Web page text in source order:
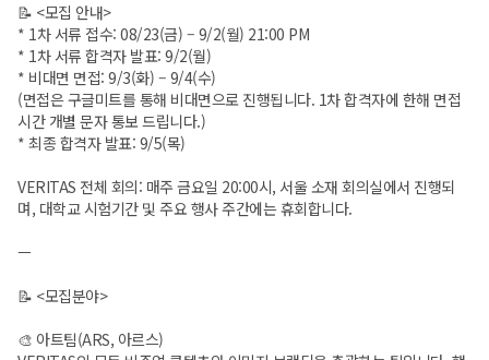
📝 <모집 안내>
* 1차 서류 접수: 08/23(금) – 9/2(월) 21:00 PM
* 1차 서류 합격자 발표: 9/2(월)
* 비대면 면접: 9/3(화) – 9/4(수)
(면접은 구글미트를 통해 비대면으로 진행됩니다. 1차 합격자에 한해 면접
시간 개별 문자 통보 드립니다.)
* 최종 합격자 발표: 9/5(목)
VERITAS 전체 회의: 매주 금요일 20:00시, 서울 소재 회의실에서 진행되
며, 대학교 시험기간 및 주요 행사 주간에는 휴회합니다.
ㅡ
📝 <모집분야>
🎨 아트팀(ARS, 아르스)